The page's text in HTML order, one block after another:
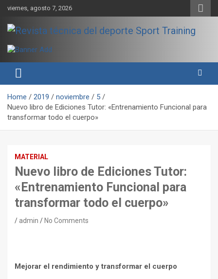
Skip
content
viernes, agosto 7, 2026
Revista técnica del deporte
Sport Training
rendimiento, nutrición y entrenamiento.
Home 2019 noviembre
5
Nuevo libro de Ediciones Tutor: «Entrenamiento Funcional para
transformar todo el cuerpo»
MATERIAL
Nuevo libro de Ediciones Tutor:
«Entrenamiento Funcional para
transformar todo el cuerpo»
admin No Comments
Mejorar el rendimiento y transformar el cuerpo